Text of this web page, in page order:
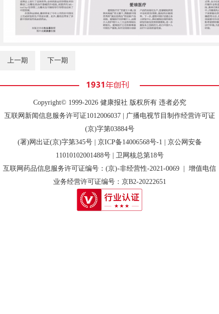
上一期 下一期
Copyright© 1999-2026 健康报社 版权所有 违者必究
互联网新闻信息服务许可证1012006037 | 广播电视节目制作经营许可证
(京)字第03884号
(署)网出证(京)字第345号 | 京ICP备14006568号-1 | 京公网安备
11010102001488号 | 卫网核总第18号
互联网药品信息服务许可证编号：(京)-非经营性-2021-0069 | 增值电信
业务经营许可证编号：京B2-20222651